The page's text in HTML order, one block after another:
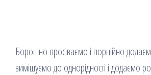
Борошно просіваємо і порційно
вимішуємо до однорідності і додаємо